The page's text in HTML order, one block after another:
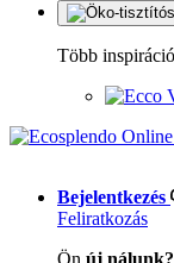
Több inspiráció
Bejelentkezés
Feliratkozás
Ön új nálunk?